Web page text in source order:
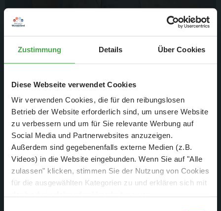
Zustimmung Details Über Cookies
Diese Webseite verwendet Cookies
Wir verwenden Cookies, die für den reibungslosen
Betrieb der Website erforderlich sind, um unsere Website
zu verbessern und um für Sie relevante Werbung auf
Social Media und Partnerwebsites anzuzeigen.
Außerdem sind gegebenenfalls externe Medien (z.B.
Videos) in die Website eingebunden. Wenn Sie auf "Alle
zulassen" klicken, stimmen Sie der Nutzung von Cookies
für die ausgewählten Kategorien zu und erklären sich mit
Für drei weitere Schattenbahnhöfe stehen die einzelnen
Holzplatten schon parat.